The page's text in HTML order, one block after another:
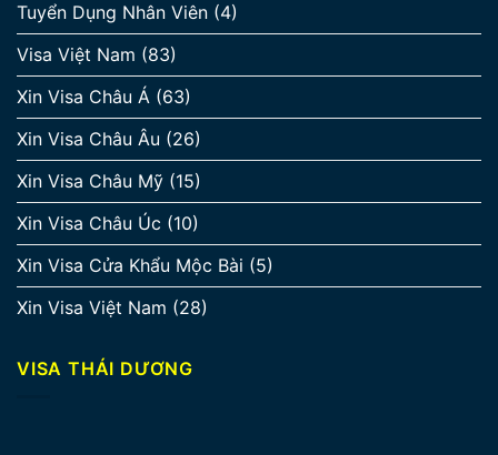
Tuyển Dụng Nhân Viên (4)
Visa Việt Nam (83)
Xin Visa Châu Á (63)
Xin Visa Châu Âu (26)
Xin Visa Châu Mỹ (15)
Xin Visa Châu Úc (10)
Xin Visa Cửa Khẩu Mộc Bài (5)
Xin Visa Việt Nam (28)
VISA THÁI DƯƠNG